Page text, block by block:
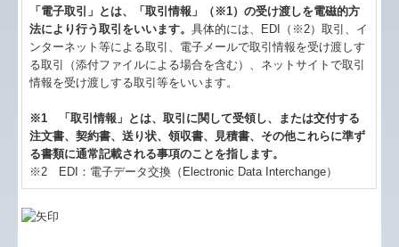
「電子取引」とは、「取引情報」（※1）の受け渡しを電磁的方
法により行う取引をいいます。具体的には、EDI（※2）取引、イ
ンターネット等による取引、電子メールで取引情報を受け渡しす
る取引（添付ファイルによる場合を含む）、ネットサイトで取引
情報を受け渡しする取引等をいいます。
※1 「取引情報」とは、取引に関して受領し、または交付する
注文書、契約書、送り状、領収書、見積書、その他これらに準ず
る書類に通常記載される事項のことを指します。
※2 EDI：電子データ交換（Electronic Data Interchange）